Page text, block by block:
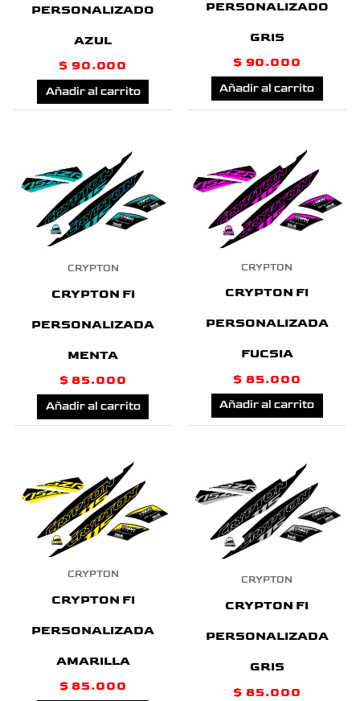
PERSONALIZADO
AZUL
$ 90.000
Añadir al carrito
PERSONALIZADO
GRIS
$ 90.000
Añadir al carrito
CRYPTON
CRYPTON FI
PERSONALIZADA
MENTA
$ 85.000
Añadir al carrito
CRYPTON
CRYPTON FI
PERSONALIZADA
FUCSIA
$ 85.000
Añadir al carrito
CRYPTON
CRYPTON FI
PERSONALIZADA
AMARILLA
$ 85.000
CRYPTON
CRYPTON FI
PERSONALIZADA
GRIS
$ 85.000